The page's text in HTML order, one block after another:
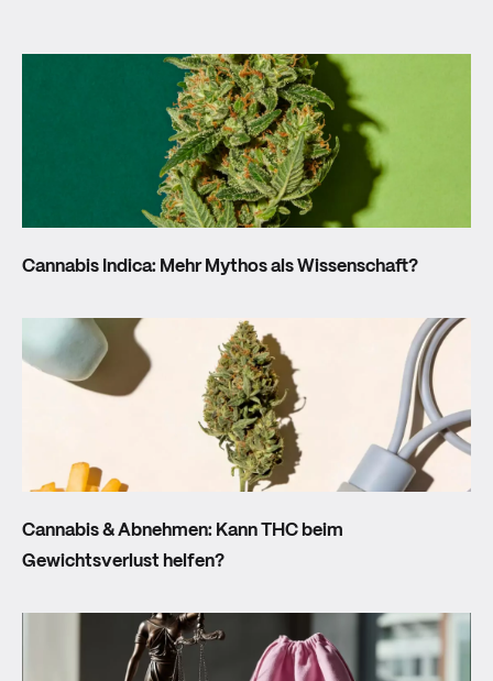
MEHR ALS NUR
- WAS HEISST DAS E
IGENTLICH?
Cannabis Indica: Mehr Mythos als Wissenschaft?
Cannabis & Abnehmen: Kann THC beim
Gewichtsverlust helfen?